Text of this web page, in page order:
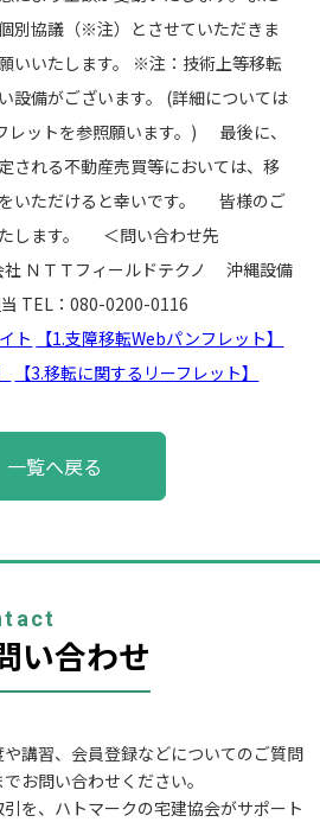
別協議（※注）とさせていただきま
いいたします。 ※注：技術上等移転
設備がございます。 (詳細については
レットを参照願います。) 最後に、
される不動産売買等においては、移
いただけると幸いです。 皆様のご
します。 ＜問い合わせ先
フィールドテクノ 沖縄設備
当 TEL：080-0200-0116
ト
【1.支障移転Webパンフレット】
【3.移転に関するリーフレット】
一覧へ戻る
い合わせ
講習、会員登録などについてのご質問
お問い合わせください。
を、ハトマークの宅建協会がサポート